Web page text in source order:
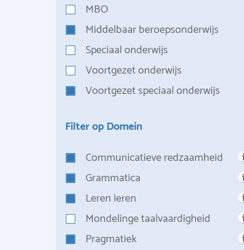
MBO
Middelbaar beroepsonderwijs
Speciaal onderwijs
Voortgezet onderwijs
Voortgezet speciaal onderwijs
Filter op Domein
Communicatieve redzaamheid
Grammatica
Leren leren
Mondelinge taalvaardigheid
Pragmatiek